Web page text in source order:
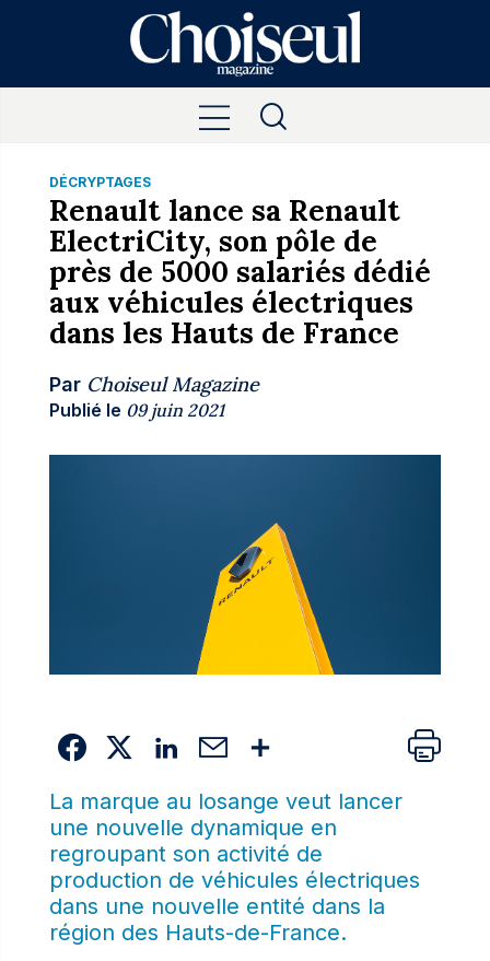
DÉCRYPTAGES
Renault lance sa Renault
ElectriCity, son pôle de
près de 5000 salariés dédié
aux véhicules électriques
dans les Hauts de France
Par Choiseul Magazine
Publié le 09 juin 2021
La marque au losange veut lancer
une nouvelle dynamique en
regroupant son activité de
production de véhicules électriques
dans une nouvelle entité dans la
région des Hauts-de-France.